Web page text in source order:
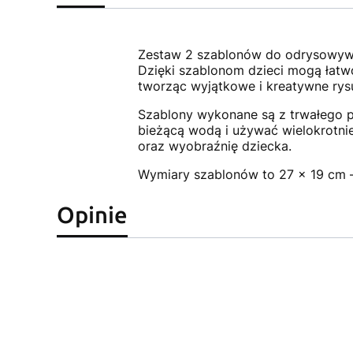
Zestaw 2 szablonów do
Dzięki szablonom dzieci mogą
tworząc wyjątkowe i kreatywne
Szablony wykonane są z
bieżącą wodą i używać
oraz wyobraźnię dziecka.
Wymiary szablonów to 27 x 19 cm
Opinie